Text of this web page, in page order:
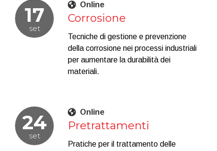
17
set
Online
Corrosione
Tecniche di gestione e prevenzione
della corrosione nei processi industriali
per aumentare la durabilità dei
materiali.
24
set
Online
Pretrattamenti
Pratiche per il trattamento delle